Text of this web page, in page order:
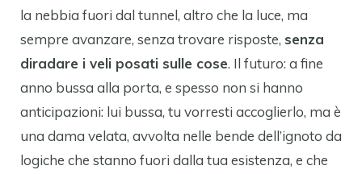
la nebbia fuori dal tunnel, altro che la luce, ma
sempre avanzare, senza trovare risposte, senza
diradare i veli posati sulle cose. Il futuro: a fine
anno bussa alla porta, e spesso non si hanno
anticipazioni: lui bussa, tu vorresti accoglierlo, ma è
una dama velata, avvolta nelle bende dell’ignoto da
logiche che stanno fuori dalla tua esistenza, e che